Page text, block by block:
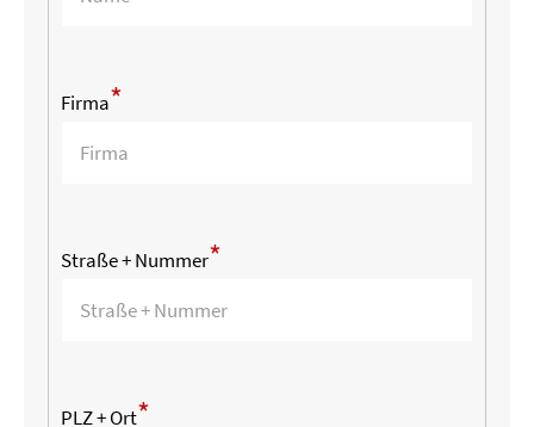
Firma*
Straße + Nummer*
PLZ + Ort*